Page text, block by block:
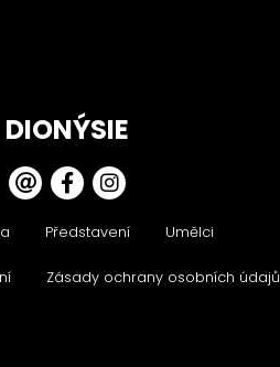
DIONÝSIE
Představení Umělci
Zásady ochrany osobních údajů